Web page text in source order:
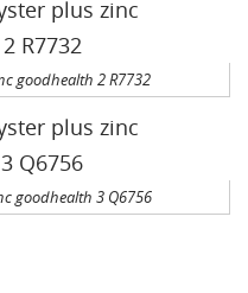
goodhealth 2 R7732
goodhealth 3 Q6756